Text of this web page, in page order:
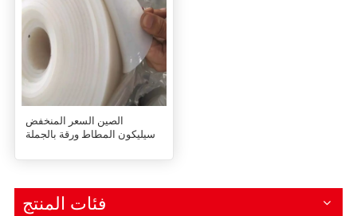
الصين السعر المنخفض
سيليكون المطاط ورقة بالجملة
فئات المنتج